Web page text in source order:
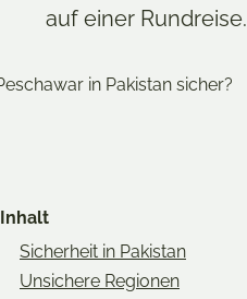
auf einer Rundreise.
Twitter
Inhalt
Sicherheit in Pakistan
Unsichere Regionen